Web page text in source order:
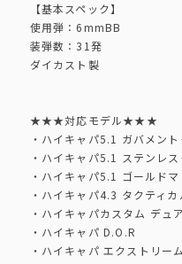
【基本スペック】
使用弾：6mmBB
装弾数：31発
ダイカスト製
★★★対応モデル★★★
・ハイキャパ5.1 ガバメント
・ハイキャパ5.1 ステンレス
・ハイキャパ5.1 ゴールド
・ハイキャパ4.3 タクティカ
・ハイキャパカスタム デュ
・ハイキャパ D.O.R
・ハイキャパ エクストリーム